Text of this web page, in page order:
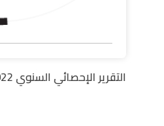
التقرير الإحصائي السنوي 2022